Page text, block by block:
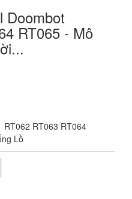
Doombot
RT065 - Mô
RT062 RT063 RT064
Lồ